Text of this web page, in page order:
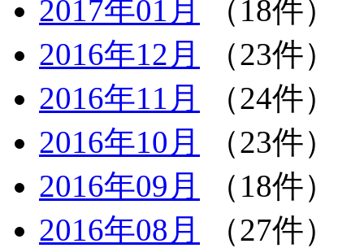
2017年01月
（18件）
2016年12月
（23件）
2016年11月
（24件）
2016年10月
（23件）
2016年09月
（18件）
2016年08月
（27件）